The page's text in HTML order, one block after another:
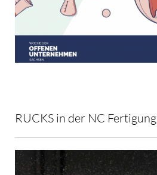
RUCKS in der NC Fertigung